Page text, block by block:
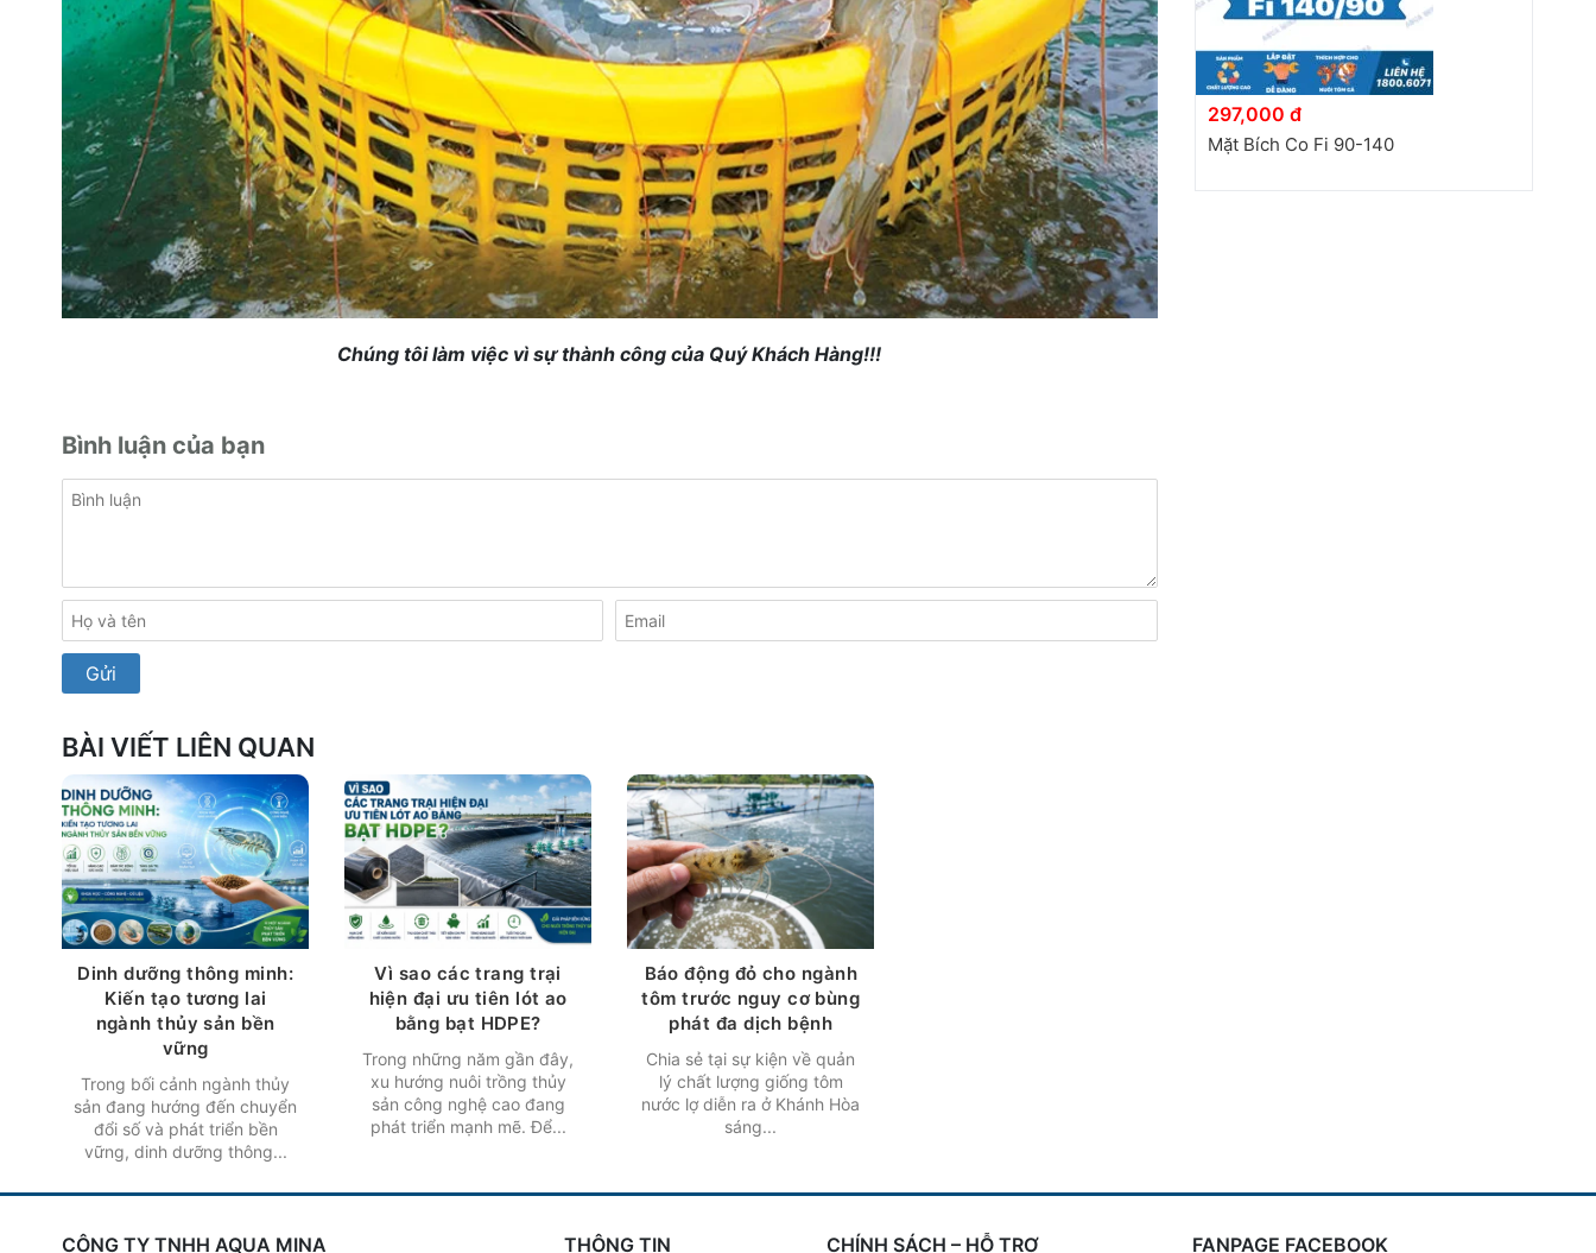
Chúng tôi làm việc vì sự thành công của Quý Khách Hàng!!!
Bình luận của bạn
BÀI VIẾT LIÊN QUAN
Dinh dưỡng thông minh:
Kiến tạo tương lai
ngành thủy sản bền
vững
Trong bối cảnh ngành thủy
sản đang hướng đến chuyển
đổi số và phát triển bền
vững, dinh dưỡng thông...
Vì sao các trang trại
hiện đại ưu tiên lót ao
bằng bạt HDPE?
Trong những năm gần đây,
xu hướng nuôi trồng thủy
sản công nghệ cao đang
phát triển mạnh mẽ. Để...
Báo động đỏ cho ngành
tôm trước nguy cơ bùng
phát đa dịch bệnh
Chia sẻ tại sự kiện về quản
lý chất lượng giống tôm
nước lợ diễn ra ở Khánh Hòa
sáng...
297,000 đ
Mặt Bích Co Fi 90-140
CÔNG TY TNHH AQUA MINA THÔNG TIN CHÍNH SÁCH – HỖ TRỢ FANPAGE FACEBOOK